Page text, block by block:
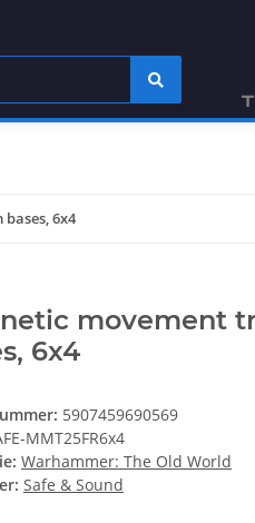
6x4
movement
6x4
5907459690569
MMT25FR6x4
Warhammer: The Old World
Safe & Sound